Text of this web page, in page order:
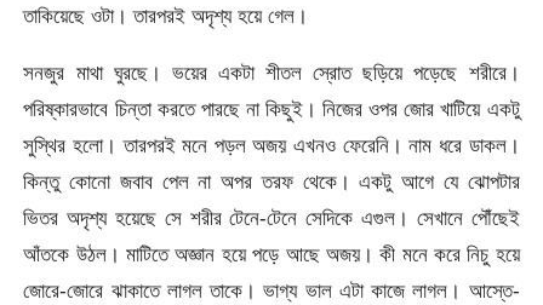
তাকিয়েছে ওটা। তারপরই অদৃশ্য হয়ে গেল।
সনজুর মাথা ঘুরছে। ভয়ের একটা শীতল স্রোত ছড়িয়ে পড়েছে শরীরে।
পরিষ্কারভাবে চিন্তা করতে পারছে না কিছুই। নিজের ওপর জোর খাটিয়ে একটু
সুস্থির হলো। তারপরই মনে পড়ল অজয় এখনও ফেরেনি। নাম ধরে ডাকল।
কিন্তু কোনো জবাব পেল না অপর তরফ থেকে। একটু আগে যে ঝোপটার
ভিতর অদৃশ্য হয়েছে সে শরীর টেনে-টেনে সেদিকে এগুল। সেখানে পৌঁছেই
আঁতকে উঠল। মাটিতে অজ্ঞান হয়ে পড়ে আছে অজয়। কী মনে করে নিচু হয়ে
জোরে-জোরে ঝাকাতে লাগল তাকে। ভাগ্য ভাল এটা কাজে লাগল। আস্তে-